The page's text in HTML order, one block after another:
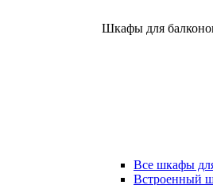
Шкафы для
Все шкафы
Встроенный